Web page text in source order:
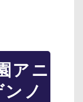
アニ
ノ